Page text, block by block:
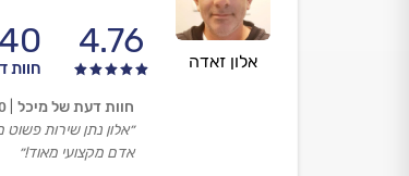
אלון זאדה
4.76
חוות
חוות דעת של מיכל
״אלון נתן שירות פשוט
אדם מקצועי מאוד!״